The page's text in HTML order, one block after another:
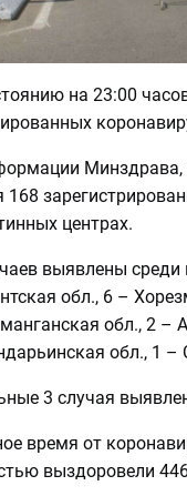
на 23:00
Минздрава,
168
центрах.
выявлены
обл., 6 –
обл., 2 –
обл., 1
3 случая
время от
выздоровели